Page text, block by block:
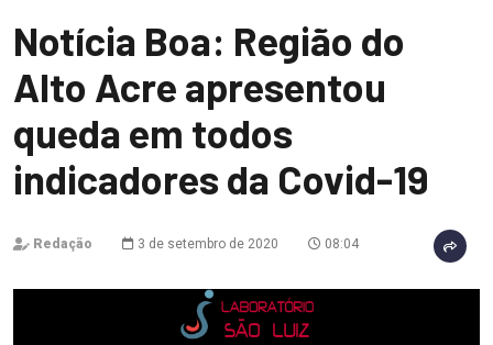
Notícia Boa: Região do
Alto Acre apresentou
queda em todos
indicadores da Covid-19
Redação 3 de setembro de 2020 08:04